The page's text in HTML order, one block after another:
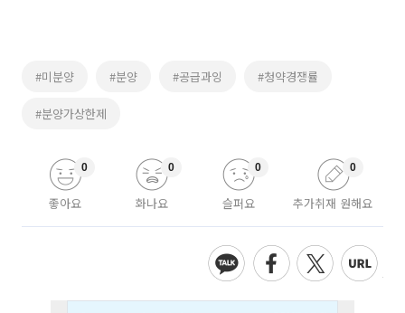
#미분양 #분양 #공급과잉 #청약경쟁률
#분양가상한제
좋아요
0
화나요
0
슬퍼요
0
추가취재 원해요
0